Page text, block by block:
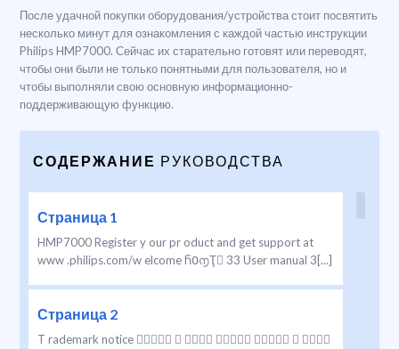
После удачной покупки оборудования/устройства стоит посвятить
несколько минут для ознакомления с каждой частью инструкции
Philips HMP7000. Сейчас их старательно готовят или переводят,
чтобы они были не только понятными для пользователя, но и
чтобы выполняли свою основную информационно-
поддерживающую функцию.
СОДЕРЖАНИЕ РУКОВОДСТВА
Страница 1
HMP7000 Register y our pr oduct and get support at
www .philips.com/w elcome Ⴌ߀൱Ҭ 33 User manual 3[...]
Страница 2
T rademark notice       